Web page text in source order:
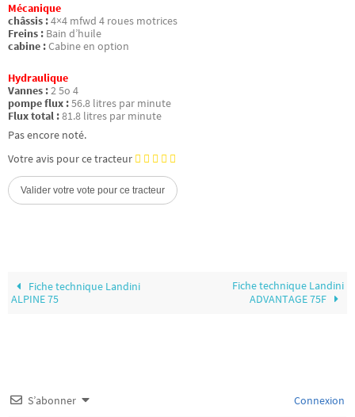
Mécanique
châssis :4×4 mfwd 4 roues motrices
Freins : Bain d’huile
cabine :Cabine en option
Hydraulique
Vannes :2 5o 4
pompe flux :56.8 litres par minute
Flux total :81.8 litres par minute
Pas encore noté.
Votre avis pour ce tracteur
Fiche technique Landini
ALPINE 75
Fiche technique Landini
ADVANTAGE 75F
S’abonner Connexion